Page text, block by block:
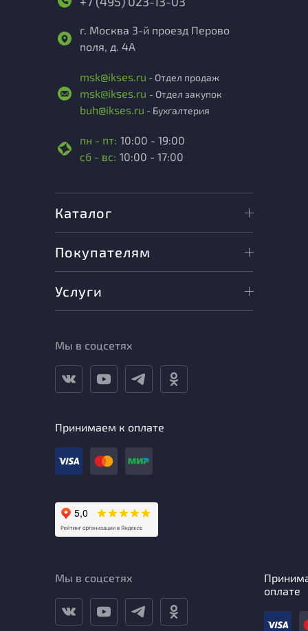
г. Москва 3-й проезд Перово
поля, д. 4А
msk@ikses.ru - Отдел продаж
msk@ikses.ru - Отдел закупок
buh@ikses.ru - Бухгалтерия
пн - пт: 10:00 - 19:00
сб - вс: 10:00 - 17:00
Каталог
Покупателям
Услуги
Мы в соцсетях
Принимаем к оплате
Мы в соцсетях
оплате